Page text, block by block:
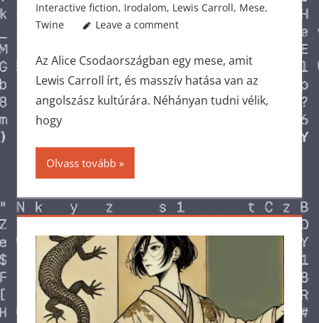
Interactive fiction, Irodalom, Lewis Carroll, Mese,
Twine
Leave a comment
Az Alice Csodaországban egy mese, amit
Lewis Carroll írt, és masszív hatása van az
angolszász kultúrára. Néhányan tudni vélik,
hogy
Olvass tovább